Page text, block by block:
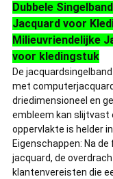
Dubbele
Jacquard voor
Milieuvriendelijke
voor kledingstuk
De
met
driedimensioneel en
embleem kan slijtvast
oppervlakte is helder
Eigenschappen: Na
jacquard, de
klantenvereisten die